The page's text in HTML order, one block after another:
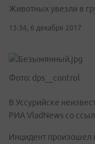
Животных увезли в
13:34, 6 декабря 2017
Фото: dps__control
В Уссурийске
РИА VladNews со
Инцидент произошел